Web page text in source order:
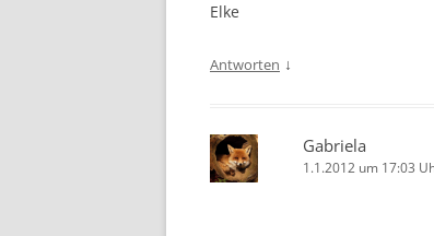
Elke
Antworten ↓
Gabriela
1.1.2012 um 17:03